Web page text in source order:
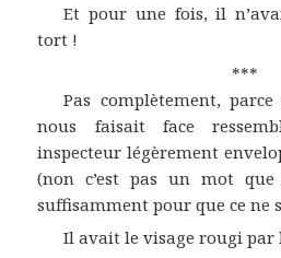
Et pour une fois, il
tort !
***
Pas complètement,
nous faisait face
inspecteur légèrement
(non c’est pas un mot
suffisamment pour que ce ne
Il avait le visage rougi par